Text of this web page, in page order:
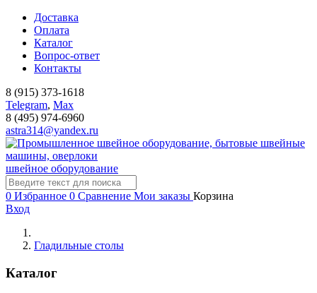
Доставка
Оплата
Каталог
Вопрос-ответ
Контакты
8 (915) 373-1618
Telegram, Мах
8 (495) 974-6960
astra314@yandex.ru
швейное оборудование
0 Избранное 0 Сравнение Мои заказы Корзина
Вход
Гладильные столы
Каталог